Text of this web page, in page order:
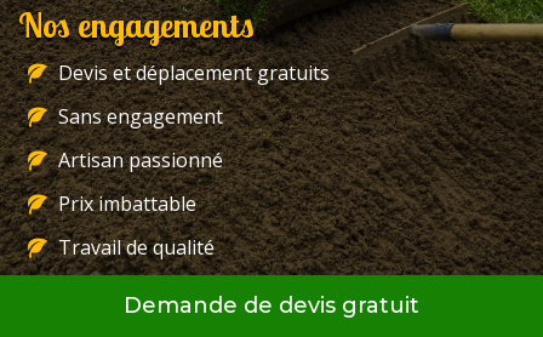
Nos engagements
Devis et déplacement gratuits
Sans engagement
Artisan passionné
Prix imbattable
Travail de qualité
Demande de devis gratuit